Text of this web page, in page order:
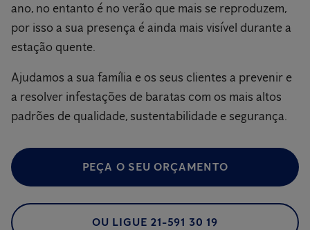
ano, no entanto é no verão que mais se reproduzem,
por isso a sua presença é ainda mais visível durante a
estação quente.
Ajudamos a sua família e os seus clientes a prevenir e
a resolver infestações de baratas com os mais altos
padrões de qualidade, sustentabilidade e segurança.
PEÇA O SEU ORÇAMENTO
OU LIGUE 21-591 30 19